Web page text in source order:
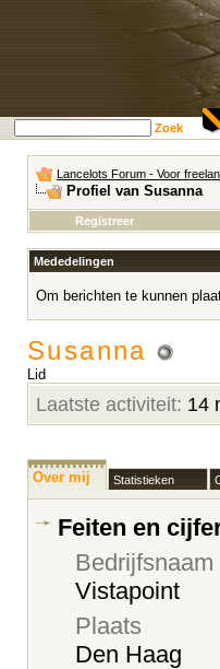
Zoek
Lancelots Forum - Voor
Profiel van Susanna
Registreer
Mededelingen
Om berichten te kunnen
Susanna
Lid
Laatste activiteit: 14
Over mij Statistieken
Feiten en
Bedrijfsnaam
Vistapoint
Plaats
Den Haag